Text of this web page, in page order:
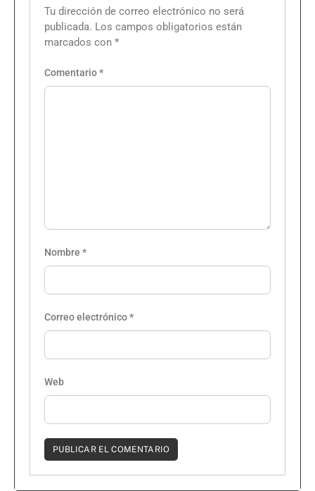
Tu dirección de correo electrónico no será
publicada. Los campos obligatorios están
marcados con *
Comentario*
Nombre *
Correo electrónico*
Web